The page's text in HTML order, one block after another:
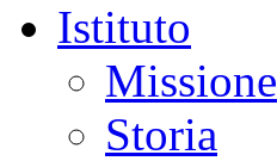
Istituto
Missione
Storia